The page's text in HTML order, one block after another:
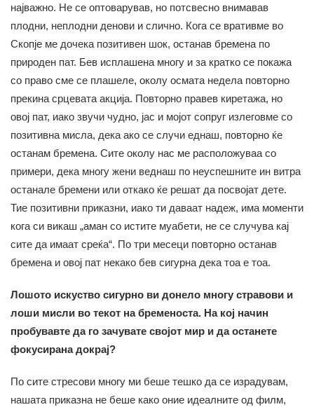
најважно. Не се оптоварував, но потсвесно внимавав
плодни, неплодни денови и слично. Кога се вративме во
Скопје ме дочека позитивен шок, останав бремена по
природен пат. Бев исплашена многу и за кратко се покажа
со право сме се плашеле, околу осмата недела повторно
прекина срцевата акција. Повторно правев киретажа, но
овој пат, иако звучи чудно, јас и мојот сопруг излеговме со
позитивна мисла, дека ако се случи еднаш, повторно ќе
останам бремена. Сите околу нас ме расположуваа со
примери, дека многу жени веднаш по неуспешните ин витра
останале бремени или откако ќе решат да посвојат дете.
Тие позитивни приказни, иако ти даваат надеж, има моменти
кога си викаш „аман со истите муабети, не се случува кај
сите да имаат среќа“. По три месеци повторно останав
бремена и овој пат некако бев сигурна дека тоа е тоа.
Лошото искуство сигурно ви донело многу стравови и
лоши мисли во текот на бременоста. На кој начин
пробувавте да го зачувате својот мир и да останете
фокусирана докрај?
По сите стресови многу ми беше тешко да се израдувам,
нашата приказна не беше како оние идеалните од филм,